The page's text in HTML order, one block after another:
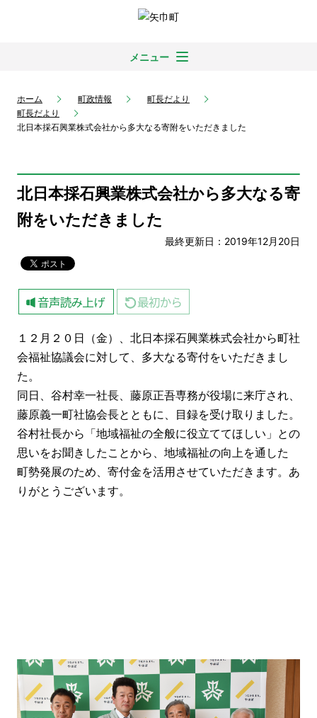
メニュー
ホーム 町政情報
町長だより
町長だより
北日本採石興業株式会社から多大なる寄附をいただきました
北日本採石興業株式会社から多大なる寄
附をいただきました
最終更新日：2019年12月20日
１２月２０日（金）、北日本採石興業株式会社から町社
会福祉協議会に対して、多大なる寄付をいただきまし
た。
同日、谷村幸一社長、藤原正吾専務が役場に来庁され、
藤原義一町社協会長とともに、目録を受け取りました。
谷村社長から「地域福祉の全般に役立ててほしい」との
思いをお聞きしたことから、地域福祉の向上を通した
町勢発展のため、寄付金を活用させていただきます。あ
りがとうございます。